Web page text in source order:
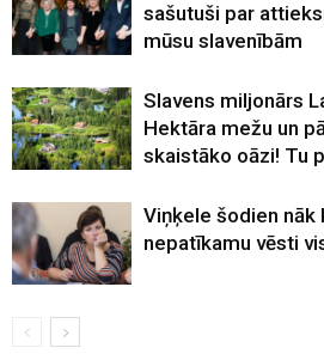
sašutuši par
mūsu slavenībām
Slavens miljonārs
Hektāra mežu un
skaistāko oāzi! Tu
Viņķele šodien nāk
nepatīkamu vēsti